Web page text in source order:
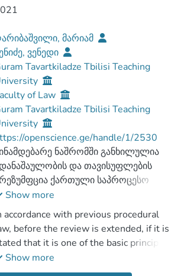
მარიამ
ვენედი
Tavartkiladze Tbilisi Teaching
of Law
Tavartkiladze Tbilisi Teaching
openscience.ge/handle/1/2530
ნაშრომში განხილულია
და თავისუფლების
ქართული საპროცესო
მიხედვით, სანამ
მიმოხილვაზე გადავალთ, უნდა
რომ მოცემული პრინციპი
სისხლის სამართლის ერთ-ერთი
ძირითადი პრინციპია, რომელიც,
როგორც შიდა, ისე საერთაშორისო
Show more
accordance with previous procedural
before the review is extended, if it is
that it is one of the basic principles
criminal law, which is a matter of
and other international law. The
Show more